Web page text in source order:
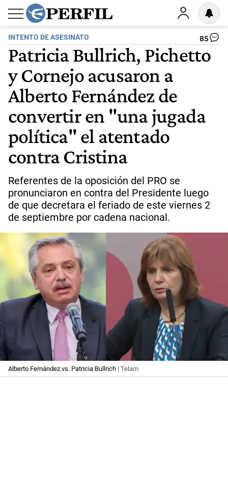
INTENTO DE ASESINATO 85
Patricia Bullrich, Pichetto
y Cornejo acusaron a
Alberto Fernández de
convertir en "una jugada
política" el atentado
contra Cristina
Referentes de la oposición del PRO se
pronunciaron en contra del Presidente luego
de que decretara el feriado de este viernes 2
de septiembre por cadena nacional.
Alberto Fernández vs. Patricia Bullrich | Telam